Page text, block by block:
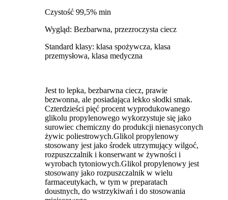
Czystość 99,5% min
Wygląd: Bezbarwna, przezroczysta ciecz
Standard klasy: klasa spożywcza, klasa
przemysłowa, klasa medyczna
Jest to lepka, bezbarwna ciecz, prawie
bezwonna, ale posiadająca lekko słodki smak.
Czterdzieści pięć procent wyprodukowanego
glikolu propylenowego wykorzystuje się jako
surowiec chemiczny do produkcji nienasyconych
żywic poliestrowych.Glikol propylenowy
stosowany jest jako środek utrzymujący wilgoć,
rozpuszczalnik i konserwant w żywności i
wyrobach tytoniowych.Glikol propylenowy jest
stosowany jako rozpuszczalnik w wielu
farmaceutykach, w tym w preparatach
doustnych, do wstrzykiwań i do stosowania